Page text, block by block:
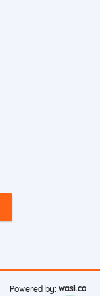
Powered by: wasi.co